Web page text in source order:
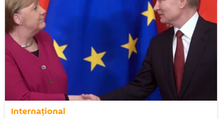
Internaţional